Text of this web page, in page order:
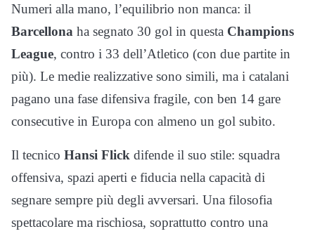
Numeri alla mano, l’equilibrio non manca: il
Barcellona ha segnato 30 gol in questa Champions
League, contro i 33 dell’Atletico (con due partite in
più). Le medie realizzative sono simili, ma i catalani
pagano una fase difensiva fragile, con ben 14 gare
consecutive in Europa con almeno un gol subito.
Il tecnico Hansi Flick difende il suo stile: squadra
offensiva, spazi aperti e fiducia nella capacità di
segnare sempre più degli avversari. Una filosofia
spettacolare ma rischiosa, soprattutto contro una